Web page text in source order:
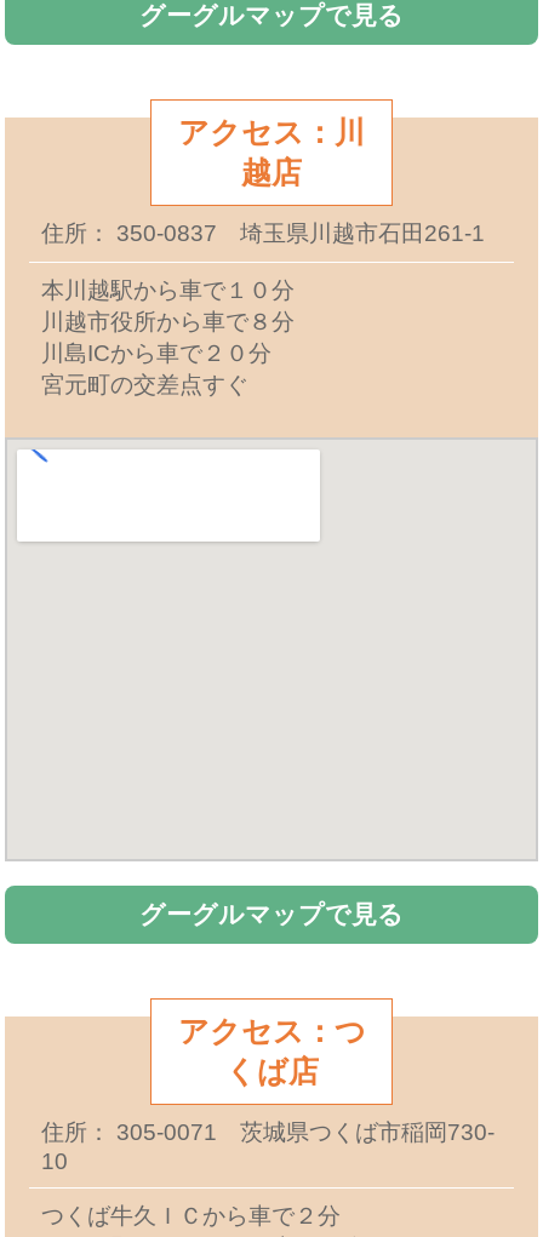
グーグルマップで見る
アクセス：川
越店
住所： 350-0837 埼玉県川越市石田261-1
本川越駅から車で１０分
川越市役所から車で８分
川島ICから車で２０分
宮元町の交差点すぐ
グーグルマップで見る
アクセス：つ
くば店
住所： 305-0071 茨城県つくば市稲岡730-
10
つくば牛久ＩＣから車で２分